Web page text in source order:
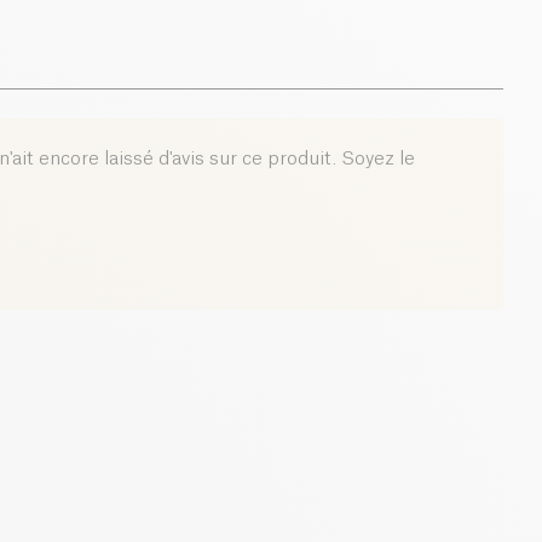
encore laissé d'avis sur ce produit. Soyez le